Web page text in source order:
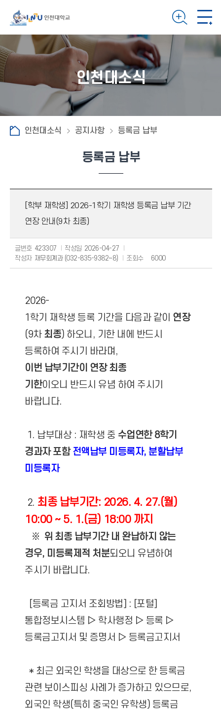
인천대소식
인천대소식 공지사항 등록금 납부
등록금 납부
[학부 재학생] 2026-1학기 재학생 등록금 납부 기간
연장 안내(9차 최종)
글번호 423307 작성일 2026-04-27
작성자 재무회계과 (032-835-9382~8) 조회수 6000
2026-
1학기 재학생 등록 기간을 다음과 같이 연장
(9차 최종) 하오니, 기한 내에 반드시
등록하여 주시기 바라며,
이번 납부기간이 연장 최종
기한이오니 반드시 유념 하여 주시기
바랍니다.
1. 납부대상 : 재학생 중 수업연한 8학기
경과자 포함 전액납부 미등록자, 분할납부
미등록자
2. 최종 납부기간: 2026. 4. 27.(월)
10:00 ~ 5. 1.(금) 18:00 까지
※ 위 최종 납부기간 내 완납하지 않는
경우, 미등록제적 처분되오니 유념하여
주시기 바랍니다.
[등록금 고지서 조회방법] : [포털]
통합정보시스템 ▷ 학사행정 ▷ 등록 ▷
등록금고지서 및 증명서 ▷ 등록금고지서
* 최근 외국인 학생을 대상으로 한 등록금
관련 보이스피싱 사례가 증가하고 있으므로,
외국인 학생(특히 중국인 유학생) 등록금